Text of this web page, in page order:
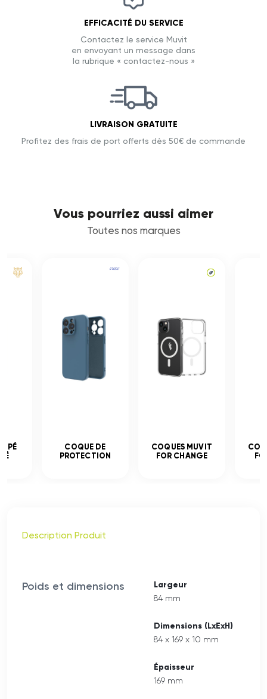
EFFICACITÉ DU SERVICE
Contactez le service Muvit
en envoyant un message dans
la rubrique « contactez-nous »
LIVRAISON GRATUITE
Profitez des frais de port offerts dès 50€ de commande
Vous pourriez aussi aimer
Toutes nos marques
COQUE DE
PROTECTION
COQUES MUVIT
FOR CHANGE
Description Produit
Poids et dimensions Largeur
84 mm
Dimensions (LxExH)
84 x 169 x 10 mm
Épaisseur
169 mm